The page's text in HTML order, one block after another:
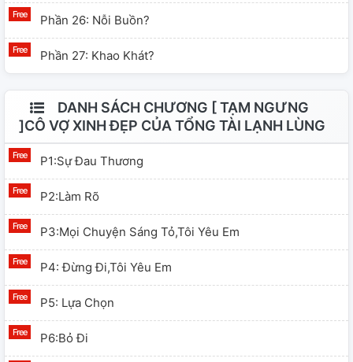
Phần 26: Nỗi Buồn?
Phần 27: Khao Khát?
DANH SÁCH CHƯƠNG [ TẠM NGƯNG
]CÔ VỢ XINH ĐẸP CỦA TỔNG TÀI LẠNH LÙNG
P1:Sự Đau Thương
P2:Làm Rõ
P3:Mọi Chuyện Sáng Tỏ,tôi Yêu Em
P4: Đừng Đi,tôi Yêu Em
P5: Lựa Chọn
P6:Bỏ Đi